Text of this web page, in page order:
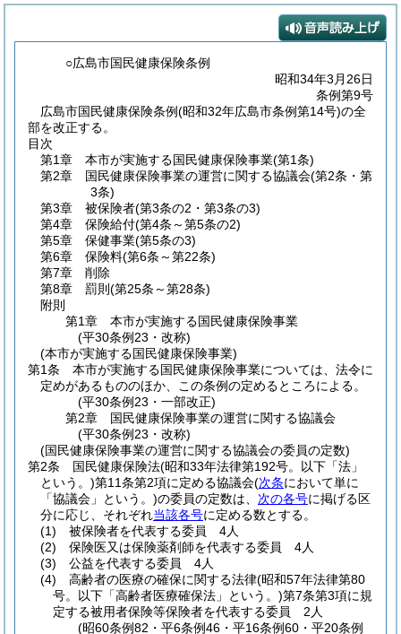
○広島市国民健康保険条例
昭和34年3月26日
条例第9号
広島市国民健康保険条例(昭和32年広島市条例第14号)の全
部を改正する。
目次
第1章
本市が実施する国民健康保険事業(第1条)
第2章
国民健康保険事業の運営に関する協議会(第2条・第
3条)
第3章
被保険者(第3条の2・第3条の3)
第4章
保険給付(第4条～第5条の2)
第5章
保健事業(第5条の3)
第6章
保険料(第6条～第22条)
第7章
削除
第8章
罰則 (第25条～第28条)
附則
第1章
本市が実施する国民健康保険事業
(平30条例23・改称)
(本市が実施する国民健康保険事業)
第1条
本市が実施する国民健康保険事業については、法令に
定めがあるもののほか、この条例の定めるところによる。
(平30条例23・一部改正)
第2章
国民健康保険事業の運営に関する協議会
(平30条例23・改称)
(国民健康保険事業の運営に関する協議会の委員の定数)
第2条
国民健康保険法(昭和33年法律第192号。以下「法」
という。)第11条第2項に定める協議会(次条において単に
「協議会」という。)の委員の定数は、 次の各号に掲げる区
分に応じ、それぞれ当該各号に定める数とする。
(1)
被保険者を代表する委員 4人
(2)
保険医又は保険薬剤師を代表する委員 4人
(3)
公益を代表する委員 4人
(4)
高齢者の医療の確保に関する法律(昭和57年法律第80
号。以下「高齢者医療確保法」という。)第7条第3項に規
定する被用者保険等保険者を代表する委員 2人
(昭60条例82・平6条例46・平16条例60・平20条例